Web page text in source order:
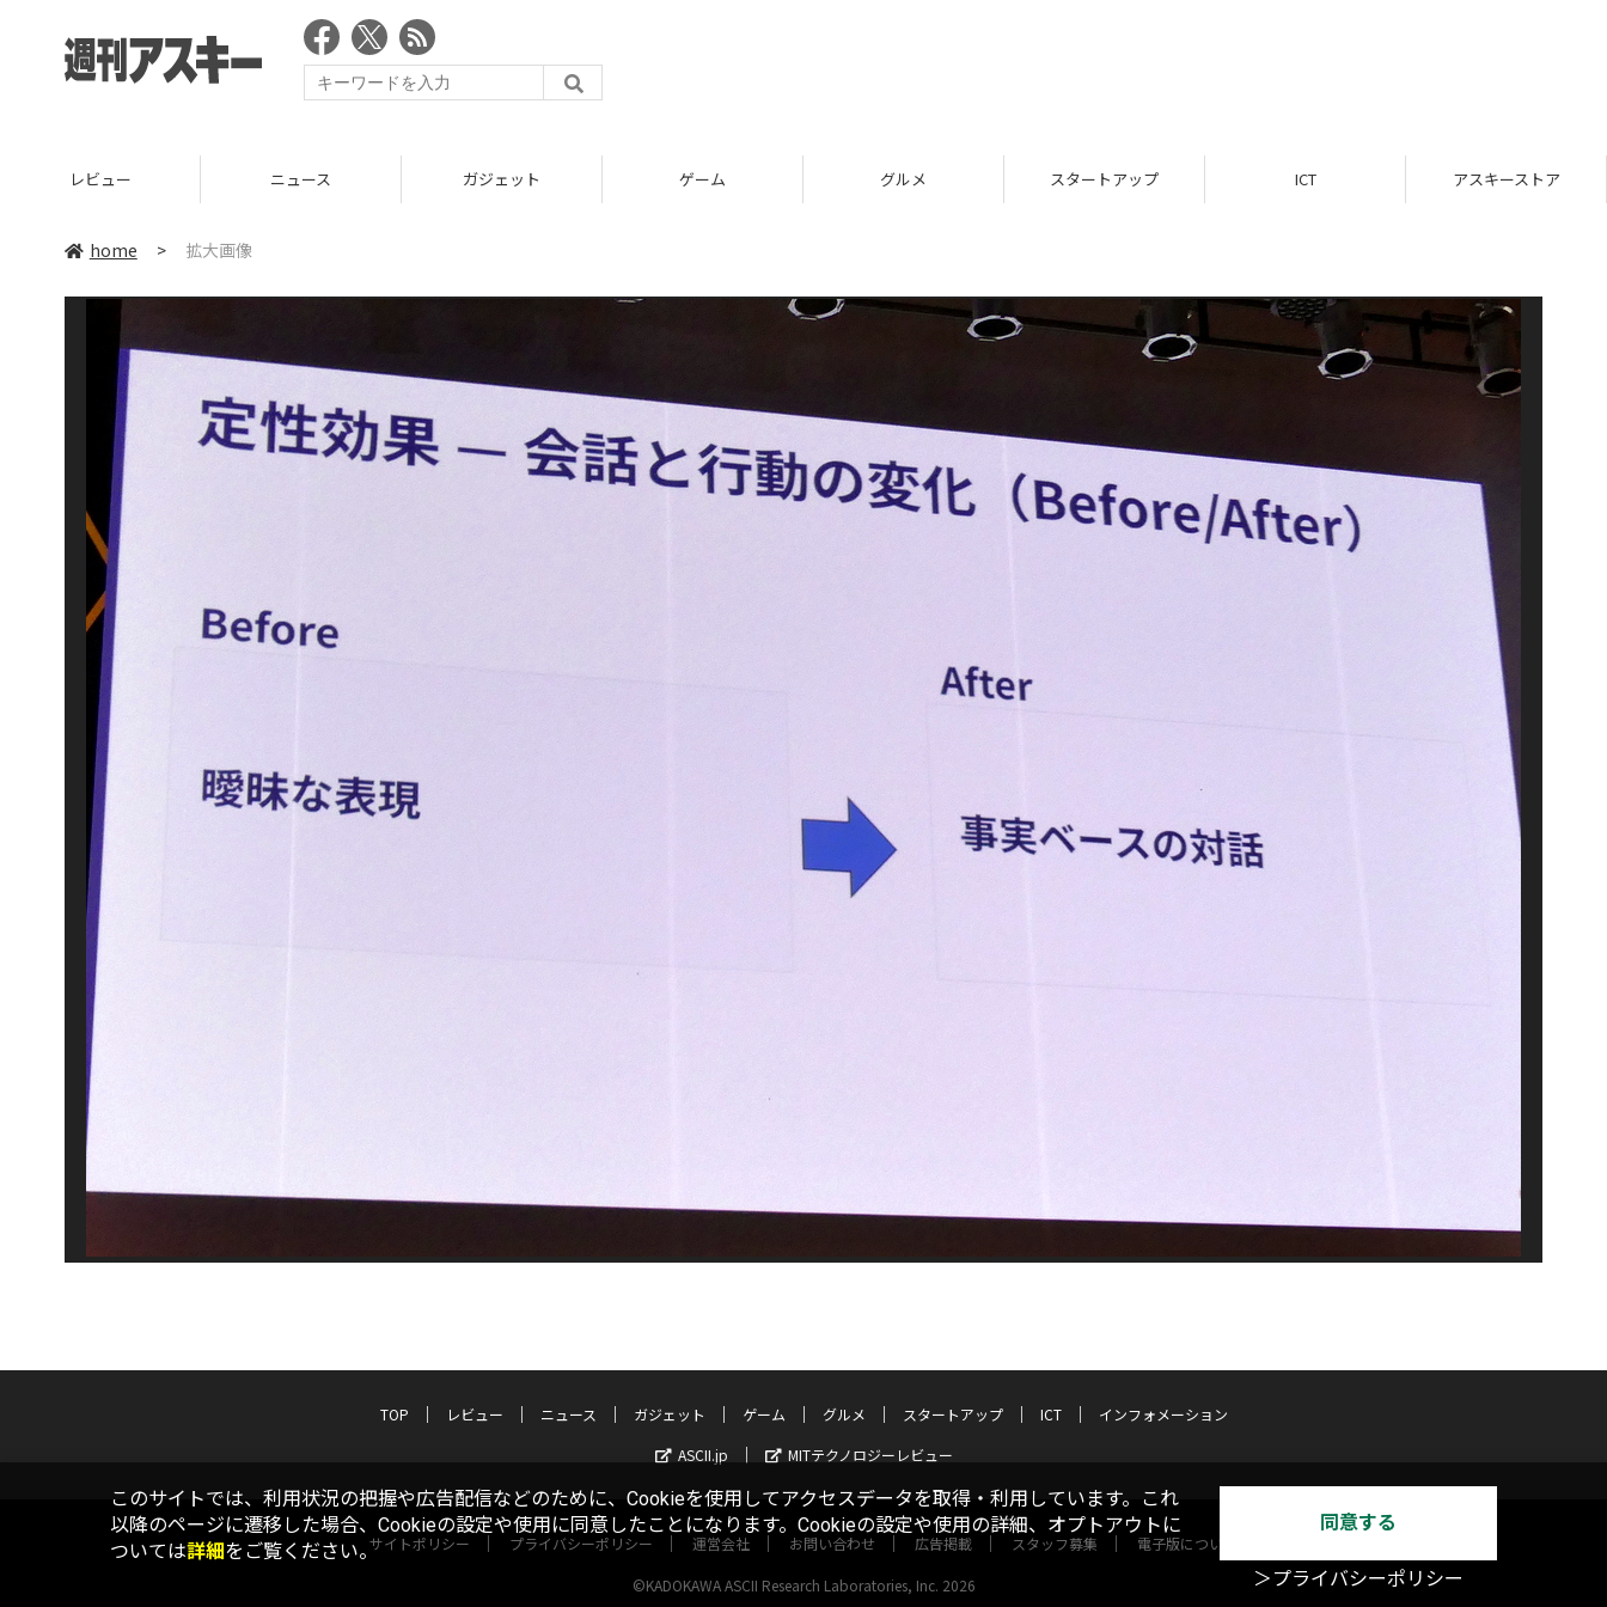
レビュー ニュース ガジェット ゲーム グルメ スタートアップ ICT アスキーストア
home > 拡大画像
TOP レビュー ニュース ガジェット ゲーム グルメ スタートアップ ICT
インフォメーション
ASCII.jp
MITテクノロジーレビュー
サイトポリシー プライバシーポリシー 運営会社 お問い合わせ 広告掲載 スタッフ募集 電子版について
©KADOKAWA ASCII Research Laboratories, Inc. 2026
このサイトでは、利用状況の把握や広告配信などのために、Cookieを使用してアクセスデータを取得・利用しています。これ
以降のページに遷移した場合、Cookieの設定や使用に同意したことになります。Cookieの設定や使用の詳細、オプトアウトに
ついては詳細をご覧ください。
同意する
＞プライバシーポリシー